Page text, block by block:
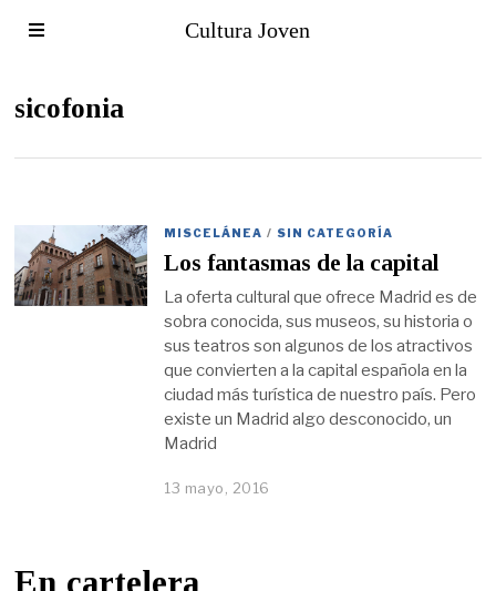
Cultura Joven
sicofonia
MISCELÁNEA / SIN CATEGORÍA
Los fantasmas de la capital
La oferta cultural que ofrece Madrid es de
sobra conocida, sus museos, su historia o
sus teatros son algunos de los atractivos
que convierten a la capital española en la
ciudad más turística de nuestro país. Pero
existe un Madrid algo desconocido, un
Madrid
13 mayo, 2016
En cartelera